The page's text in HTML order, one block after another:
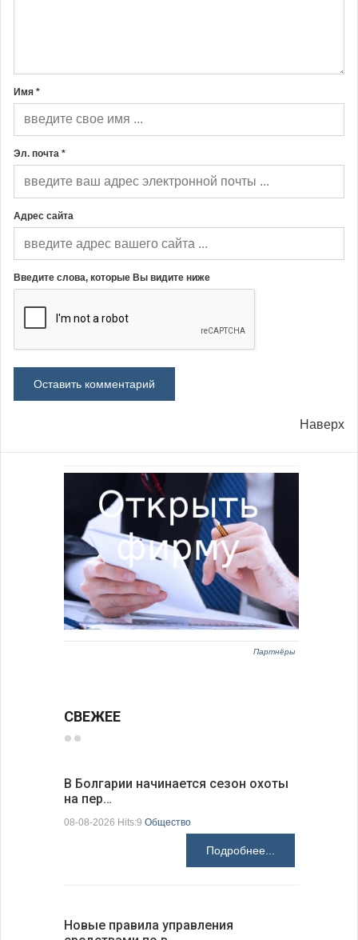
Имя *
Эл. почта *
Адрес сайта
Введите слова, которые Вы видите ниже
Наверх
Партнёры
СВЕЖЕЕ
В Болгарии начинается сезон охоты
на пер…
08-08-2026 Hits:9 Общество
Подробнее...
Новые правила управления